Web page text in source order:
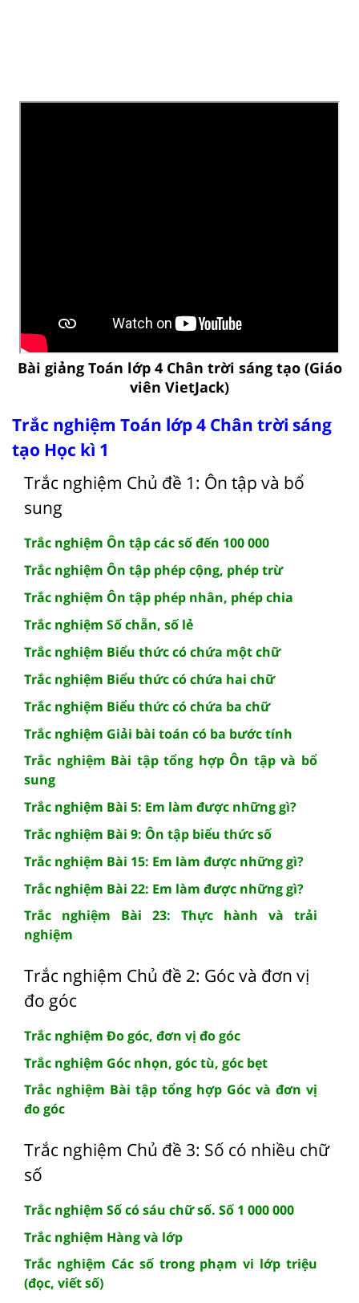
Bài giảng Toán lớp 4 Chân trời sáng tạo (Giáo
viên VietJack)
Trắc nghiệm Toán lớp 4 Chân trời sáng
tạo Học kì 1
Trắc nghiệm Chủ đề 1: Ôn tập và bổ
sung
Trắc nghiệm Ôn tập các số đến 100 000
Trắc nghiệm Ôn tập phép cộng, phép trừ
Trắc nghiệm Ôn tập phép nhân, phép chia
Trắc nghiệm Số chẵn, số lẻ
Trắc nghiệm Biểu thức có chứa một chữ
Trắc nghiệm Biểu thức có chứa hai chữ
Trắc nghiệm Biểu thức có chứa ba chữ
Trắc nghiệm Giải bài toán có ba bước tính
Trắc nghiệm Bài tập tổng hợp Ôn tập và bổ
sung
Trắc nghiệm Bài 5: Em làm được những gì?
Trắc nghiệm Bài 9: Ôn tập biểu thức số
Trắc nghiệm Bài 15: Em làm được những gì?
Trắc nghiệm Bài 22: Em làm được những gì?
Trắc nghiệm Bài 23: Thực hành và trải
nghiệm
Trắc nghiệm Chủ đề 2: Góc và đơn vị
đo góc
Trắc nghiệm Đo góc, đơn vị đo góc
Trắc nghiệm Góc nhọn, góc tù, góc bẹt
Trắc nghiệm Bài tập tổng hợp Góc và đơn vị
đo góc
Trắc nghiệm Chủ đề 3: Số có nhiều chữ
số
Trắc nghiệm Số có sáu chữ số. Số 1 000 000
Trắc nghiệm Hàng và lớp
Trắc nghiệm Các số trong phạm vi lớp triệu
(đọc, viết số)